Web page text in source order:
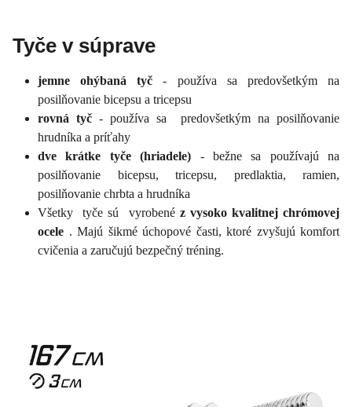
Tyče v súprave
jemne ohýbaná tyč- používa sa predovšetkým na
posilňovanie bicepsu a tricepsu
rovná tyč - používa sa predovšetkým na posilňovanie
hrudníka a príťahy
dve krátke tyče (hriadele) - bežne sa používajú na
posilňovanie bicepsu, tricepsu, predlaktia, ramien,
posilňovanie chrbta a hrudníka
Všetky tyče sú vyrobené z vysoko kvalitnej chrómovej
ocele . Majú šikmé úchopové časti, ktoré zvyšujú komfort
cvičenia a zaručujú bezpečný tréning.